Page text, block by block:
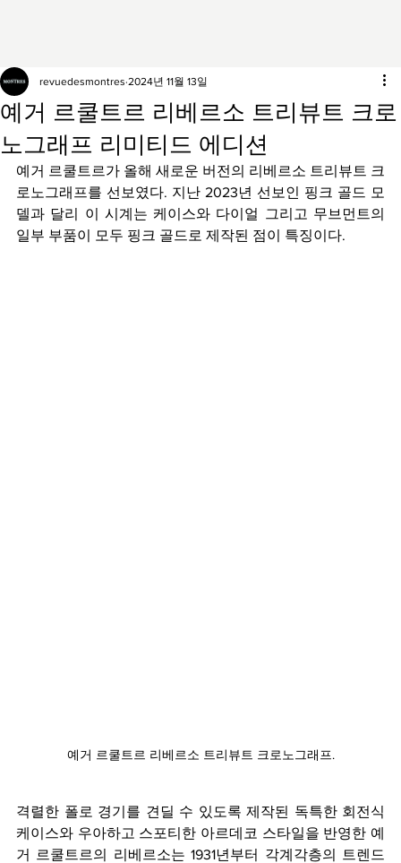
예거 르쿨트르 리베르소 트리뷰트 크로
노그래프 리미티드 에디션
revuedesmontres 2024년 11월 13일
예거 르쿨트르가 올해 새로운 버전의 리베르소 트리뷰트 크
로노그래프를 선보였다. 지난 2023년 선보인 핑크 골드 모
델과 달리 이 시계는 케이스와 다이얼 그리고 무브먼트의
일부 부품이 모두 핑크 골드로 제작된 점이 특징이다.
예거 르쿨트르 리베르소 트리뷰트 크로노그래프.
격렬한 폴로 경기를 견딜 수 있도록 제작된 독특한 회전식
케이스와 우아하고 스포티한 아르데코 스타일을 반영한 예
거 르쿨트르의 리베르소는 1931년부터 각계각층의 트렌드